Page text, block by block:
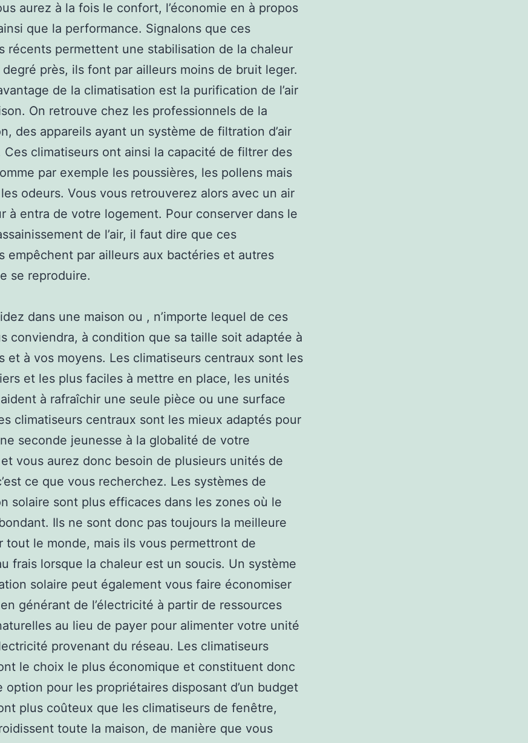
aurez à la fois le confort, l’économie en à propos
que la performance. Signalons que ces
récents permettent une stabilisation de la chaleur
près, ils font par ailleurs moins de bruit leger.
de la climatisation est la purification de l’air
On retrouve chez les professionnels de la
des appareils ayant un système de filtration d’air
Ces climatiseurs ont ainsi la capacité de filtrer des
par exemple les poussières, les pollens mais
odeurs. Vous vous retrouverez alors avec un air
à entra de votre logement. Pour conserver dans le
de l’air, il faut dire que ces
empêchent par ailleurs aux bactéries et autres
se reproduire.
dans une maison ou , n’importe lequel de ces
conviendra, à condition que sa taille soit adaptée à
et à vos moyens. Les climatiseurs centraux sont les
et les plus faciles à mettre en place, les unités
à rafraîchir une seule pièce ou une surface
climatiseurs centraux sont les mieux adaptés pour
seconde jeunesse à la globalité de votre
vous aurez donc besoin de plusieurs unités de
ce que vous recherchez. Les systèmes de
solaire sont plus efficaces dans les zones où le
Ils ne sont donc pas toujours la meilleure
tout le monde, mais ils vous permettront de
frais lorsque la chaleur est un soucis. Un système
solaire peut également vous faire économiser
en générant de l’électricité à partir de ressources
au lieu de payer pour alimenter votre unité
provenant du réseau. Les climatiseurs
le choix le plus économique et constituent donc
option pour les propriétaires disposant d’un budget
plus coûteux que les climatiseurs de fenêtre,
toute la maison, de manière que vous